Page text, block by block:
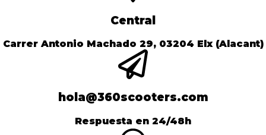
Central
Carrer Antonio Machado 29, 03204 Elx (Alacant)
hola@360scooters.com
Respuesta en 24/48h